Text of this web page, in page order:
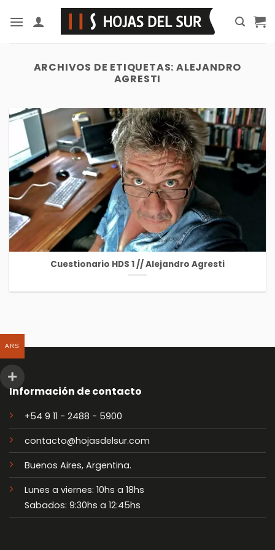
ARCHIVOS DE ETIQUETAS:ALEJANDRO
AGRESTI
Cuestionario HDS 1 // Alejandro Agresti
Información de contacto
+54 9 11 - 2488 - 5900
contacto@hojasdelsur.com
Buenos Aires, Argentina.
Lunes a viernes: 10hs a 18hs
Sabados: 9:30hs a 12:45hs
ARS